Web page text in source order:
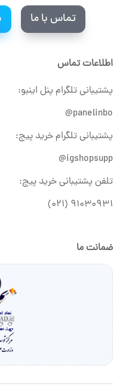
تماس با ما
اطلاعات تماس
پشتیبانی تلگرام پنل اینبو:
panelinbo@
پشتیبانی تلگرام خرید پیج:
igshopsupp@
تلفن پشتیبانی خرید پیج:
۹۱۰۳۰۹۳۱ (۰۲۱)
ضمانت ما